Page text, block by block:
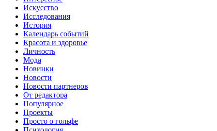
Искусство
Исследования
История
Календарь событий
Красота и здоровье
Личность
Мода
Новинки
Новости
Новости партнеров
От редактора
Популярное
Проекты
Просто о гольфе